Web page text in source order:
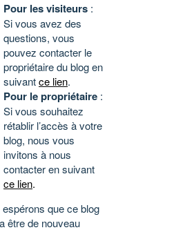
Pour les visiteurs :
Si vous avez des
questions, vous
pouvez contacter le
propriétaire du blog en
suivantce lien.
Pour le propriétaire :
Si vous souhaitez
rétablir l’accès à votre
blog, nous vous
invitons à nous
contacter en suivant
ce lien.
espérons que ce blog
être de nouveau